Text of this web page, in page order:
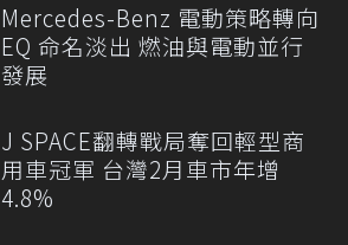
Mercedes-Benz 電動策略轉向
EQ 命名淡出 燃油與電動並行
發展
J SPACE翻轉戰局奪回輕型商
用車冠軍 台灣2月車市年增
4.8%